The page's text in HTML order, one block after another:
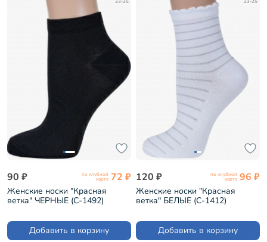
23-25
90 ₽ по клубной
карте 72 ₽
Женские носки "Красная
ветка" ЧЕРНЫЕ (С-1492)
Добавить в корзину
23-25
120 ₽ по клубной
карте 96 ₽
Женские носки "Красная
ветка" БЕЛЫЕ (С-1412)
Добавить в корзину